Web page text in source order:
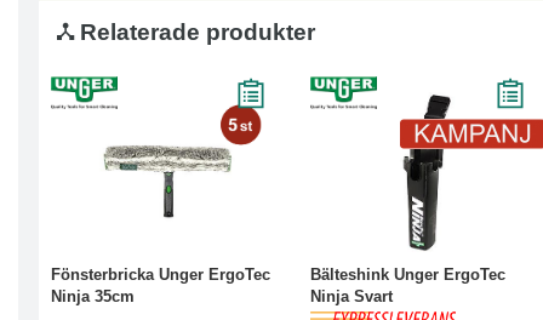
Relaterade produkter
Fönsterbricka Unger ErgoTec
Ninja 35cm
Läs mer
Bälteshink Unger ErgoTec
Ninja Svart
Köp